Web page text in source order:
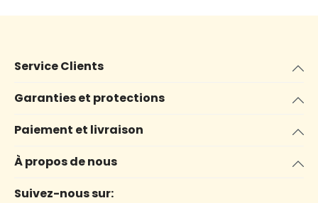
Service Clients
Garanties et protections
Paiement et livraison
À propos de nous
Suivez-nous sur: